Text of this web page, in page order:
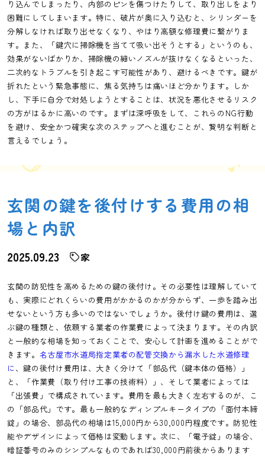
り込んでしまったり、内部のピンを傷つけたりして、取り出しをより
困難にしてしまいます。特に、破片が奥に入り込むと、シリンダーを
分解しなければ取り出せなくなり、やはり高額な修理費に繋がりま
す。また、「鍵穴に掃除機を当てて吸い出そうとする」というのも、
効果がないばかりか、掃除機の細いノズルが抜けなくなるといった、
二次的なトラブルを引き起こす可能性があり、避けるべきです。鍵が
折れたという緊急事態に、焦る気持ちは痛いほど分かります。しか
し、下手に自分で対処しようとすることは、状況を悪化させるリスク
の方がはるかに高いのです。まずは深呼吸をして、これらのNG行動
を避け、安全かつ確実な次のステップへと進むことが、賢明な判断と
言えるでしょう。
玄関の鍵を後付けする費用の相
場と内訳
2025.09.23 家
玄関の防犯性を高めるための鍵の後付け。その必要性は理解していて
も、実際にどれくらいの費用がかかるのかが分からず、一歩を踏み出
せないという方も多いのではないでしょうか。後付け鍵の費用は、選
ぶ鍵の種類と、依頼する業者の作業費によって決まります。その内訳
と一般的な相場を知っておくことで、安心して計画を進めることがで
きます。 名古屋市水道局指定業者の配管交換から漏水した水道修理
に、鍵の後付け費用は、大きく分けて「部品代（鍵本体の価格）」
と、「作業費（取り付け工事の技術料）」、そして業者によっては
「出張費」で構成されています。費用を最も大きく左右するのが、こ
の「部品代」です。最も一般的なディンプルキータイプの「面付本締
錠」の場合、部品代の相場は15,000円から30,000円程度です。防犯性
能やデザインによって価格は変動します。次に、「電子錠」の場合、
暗証番号のみのシンプルなものであれば30,000円前後からあります